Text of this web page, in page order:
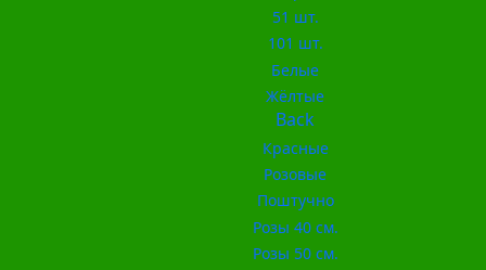
51 шт.
101 шт.
Белые
Жёлтые
Back
Красные
Розовые
Поштучно
Розы 40 см.
Розы 50 см.